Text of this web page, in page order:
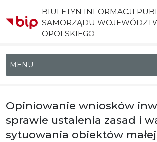
BIULETYN INFORMACJI
SAMORZĄDU
OPOLSKIEGO
Menu główne
Opiniowanie wniosków
sprawie ustalenia zasad i
sytuowania obiektów małej